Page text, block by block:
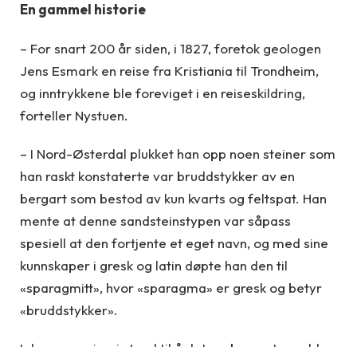
En gammel historie
– For snart 200 år siden, i 1827, foretok geologen
Jens Esmark en reise fra Kristiania til Trondheim,
og inntrykkene ble foreviget i en reiseskildring,
forteller Nystuen.
– I Nord-Østerdal plukket han opp noen steiner som
han raskt konstaterte var bruddstykker av en
bergart som bestod av kun kvarts og feltspat. Han
mente at denne sandsteinstypen var såpass
spesiell at den fortjente et eget navn, og med sine
kunnskaper i gresk og latin døpte han den til
«sparagmitt», hvor «sparagma» er gresk og betyr
«bruddstykker».